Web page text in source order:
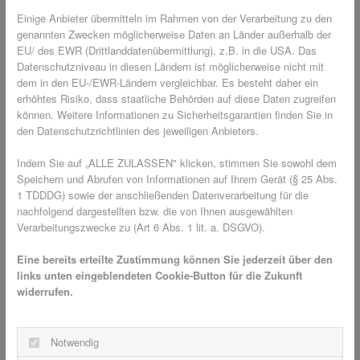
🧩 Komfort & Vorteile im Überblick
Insektenschutzrollos für Fenster und Dachfenster verbinden
mehrere Vorteile in einem System:
Platzsparend & dezent:Das Gewebe verschwindet
Licht wichtig sind.
Hoher Bedienkomfort:Eine auf den Einsatz
abgestimmte Mechanik sorgt für leichtes Auf- und
Abrollen; eine integrierte Bremse unterstützt das
Sicher geführt:Seitliche Bürstenführungen
verhindern, dass sich das Gewebe bei Wind aus der
Führung löst.
Öffnen und Schließen ausgelegt und bieten hohe
Einige Anbieter übermitteln im Rahmen von der Verarbeitung zu den
genannten Zwecken möglicherweise Daten an Länder außerhalb der
EU/ des EWR (Drittlanddatenübermittlung), z.B. in die USA. Das
Datenschutzniveau in diesen Ländern ist möglicherweise nicht mit
dem in den EU-/EWR-Ländern vergleichbar. Es besteht daher ein
erhöhtes Risiko, dass staatliche Behörden auf diese Daten zugreifen
können. Weitere Informationen zu Sicherheitsgarantien finden Sie in
den Datenschutzrichtlinien des jeweiligen Anbieters.
Indem Sie auf „ALLE ZULASSEN" klicken, stimmen Sie sowohl dem
Speichern und Abrufen von Informationen auf Ihrem Gerät (§ 25 Abs.
1 TDDDG) sowie der anschließenden Datenverarbeitung für die
nachfolgend dargestellten bzw. die von Ihnen ausgewählten
Verarbeitungszwecke zu (Art 6 Abs. 1 lit. a. DSGVO).
Eine bereits erteilte Zustimmung können Sie jederzeit über den
links unten eingeblendeten Cookie-Button für die Zukunft
widerrufen.
Notwendig